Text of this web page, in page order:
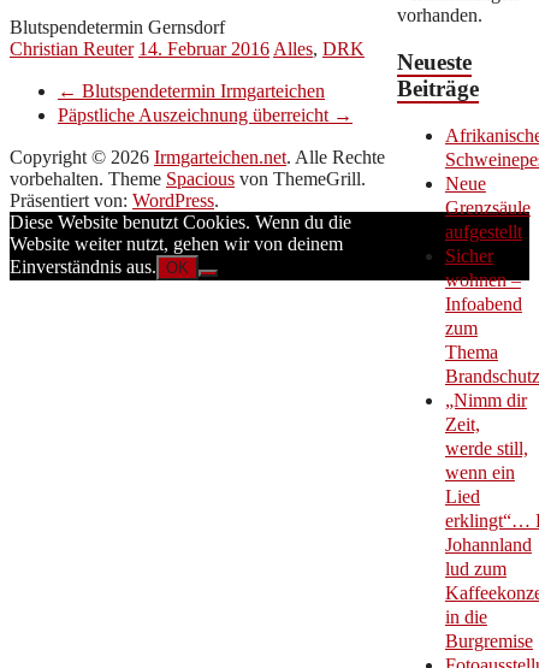
Blutspendetermin Gernsdorf
Christian Reuter 14. Februar 2016 Alles, DRK
← Blutspendetermin Irmgarteichen
Päpstliche Auszeichnung überreicht →
vorhanden.
Neueste
Beiträge
Neue
Grenzsäule
aufgestellt
Sicher
wohnen –
Infoabend
zum
Thema
Brandschutz
„Nimm dir
Zeit,
werde still,
wenn ein
Lied
erklingt“…
Johannland
lud zum
in die
Burgremise
Copyright © 2026 Irmgarteichen.net. Alle Rechte
vorbehalten. Theme Spacious von ThemeGrill.
Präsentiert von: WordPress.
Diese Website benutzt Cookies. Wenn du die
Website weiter nutzt, gehen wir von deinem
Einverständnis aus. OK